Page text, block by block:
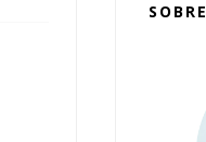
SOBRE